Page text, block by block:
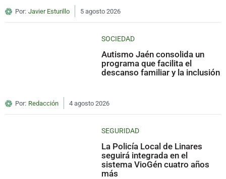
Por: Javier Esturillo 5 agosto 2026
SOCIEDAD
Autismo Jaén consolida un
programa que facilita el
descanso familiar y la inclusión
Por: Redacción 4 agosto 2026
SEGURIDAD
La Policía Local de Linares
seguirá integrada en el
sistema VioGén cuatro años
más